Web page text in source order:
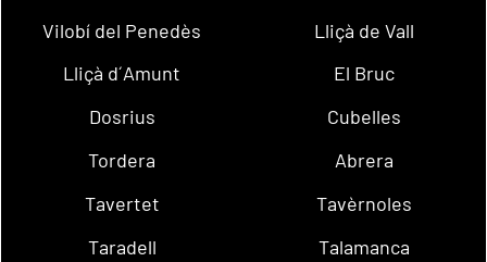
Vilobí del Penedès
Lliçà de Vall
Lliçà d´Amunt
El Bruc
Dosrius
Cubelles
Tordera
Abrera
Tavertet
Tavèrnoles
Taradell
Talamanca